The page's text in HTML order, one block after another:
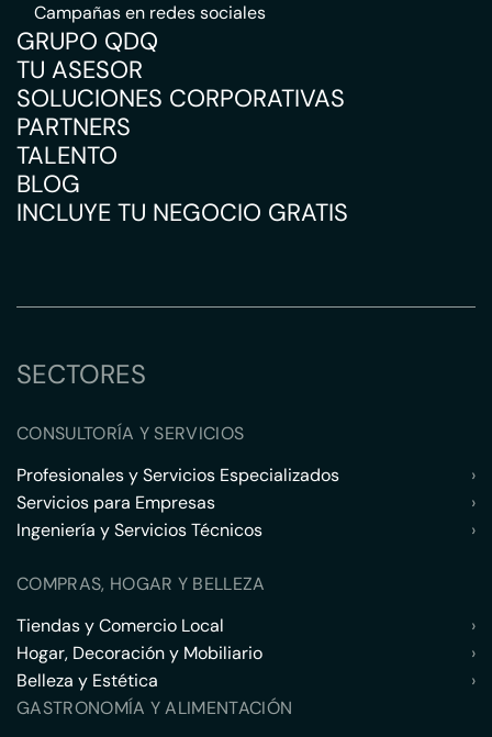
Campañas en redes sociales
GRUPO QDQ
TU ASESOR
SOLUCIONES CORPORATIVAS
PARTNERS
TALENTO
BLOG
INCLUYE TU NEGOCIO GRATIS
SECTORES
CONSULTORÍA Y SERVICIOS
Profesionales y Servicios Especializados
›
Servicios para Empresas
›
Ingeniería y Servicios Técnicos
›
COMPRAS, HOGAR Y BELLEZA
Tiendas y Comercio Local
›
Hogar, Decoración y Mobiliario
›
Belleza y Estética
›
GASTRONOMÍA Y ALIMENTACIÓN